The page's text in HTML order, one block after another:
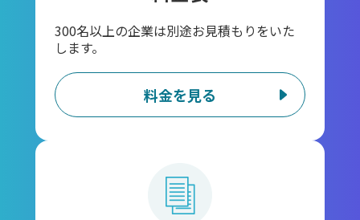
300名以上の企業は別途お見積もりをいた
します。
料金を見る